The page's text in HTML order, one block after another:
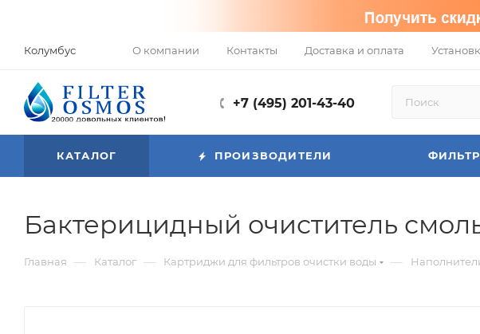
Колумбус О компании Контакты Доставка и оплата
+7 (495) 201-43-40
КАТАЛОГ ПРОИЗВОДИТЕЛИ
Бактерицидный очиститель
Главная — Каталог — Картриджи для фильтров очистки воды —